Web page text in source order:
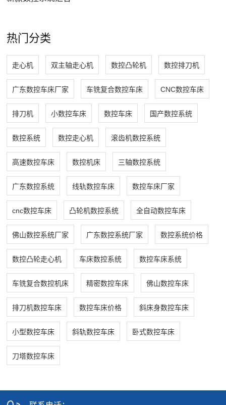
热门分类
走心机 双主轴走心机 数控凸轮机 数控排刀机
广东数控车床厂家 车铣复合数控车床 CNC数控车床
排刀机 小数控车床 数控车床 国产数控系统
数控系统 数控走心机 滚齿机数控系统
高速数控车床 数控机床 三轴数控系统
广东数控系统 线轨数控车床 数控车床厂家
cnc数控车床 凸轮机数控系统 全自动数控车床
佛山数控系统厂家 广东数控系统厂家 数控系统价格
数控凸轮走心机 车床数控系统 数控车床系统
车铣复合数控机床 精密数控车床 佛山数控车床
排刀机数控车床 数控车床价格 斜床身数控车床
小型数控车床 斜轨数控车床 卧式数控车床
刀塔数控车床